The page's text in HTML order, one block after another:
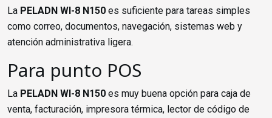
La PELADN WI-8 N150 es suficiente para tareas simples
como correo, documentos, navegación, sistemas web y
atención administrativa ligera.
Para punto POS
La PELADN WI-8 N150 es muy buena opción para caja de
venta, facturación, impresora térmica, lector de código de